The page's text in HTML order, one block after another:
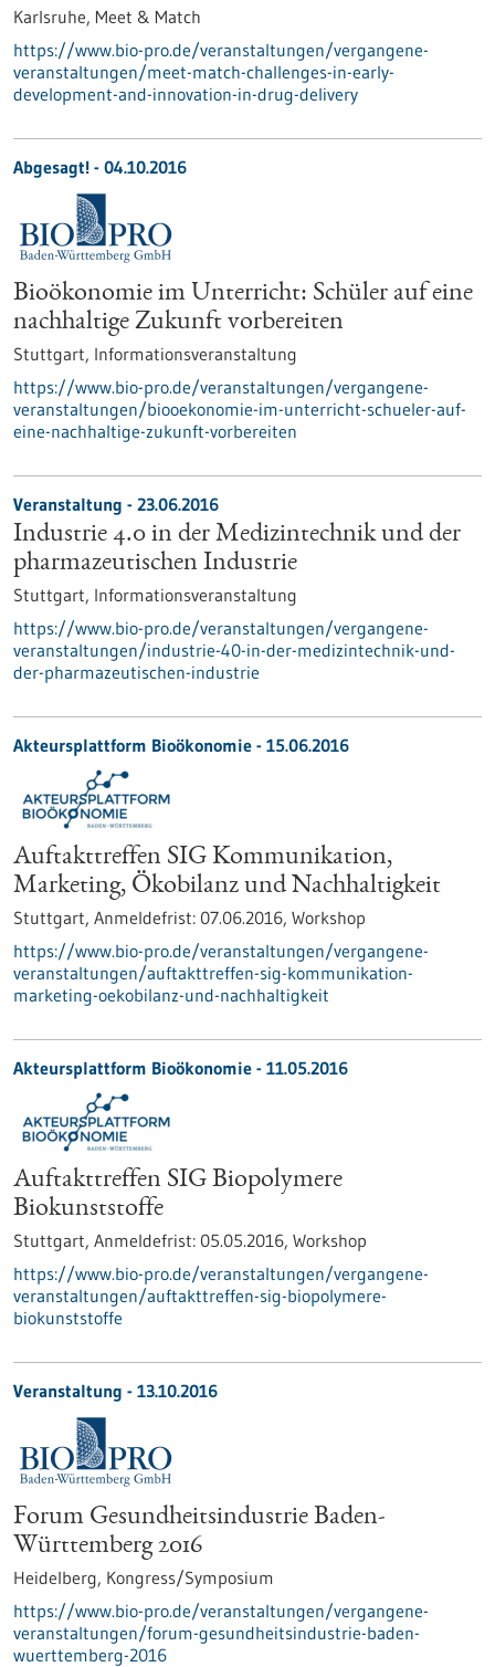
Karlsruhe, Meet & Match
https://www.bio-pro.de/veranstaltungen/vergangene-
veranstaltungen/meet-match-challenges-in-early-
development-and-innovation-in-drug-delivery
Abgesagt! - 04.10.2016
Bioökonomie im Unterricht: Schüler auf eine
nachhaltige Zukunft vorbereiten
Stuttgart, Informationsveranstaltung
https://www.bio-pro.de/veranstaltungen/vergangene-
veranstaltungen/biooekonomie-im-unterricht-schueler-auf-
eine-nachhaltige-zukunft-vorbereiten
Veranstaltung - 23.06.2016
Industrie 4.0 in der Medizintechnik und der
pharmazeutischen Industrie
Stuttgart, Informationsveranstaltung
https://www.bio-pro.de/veranstaltungen/vergangene-
veranstaltungen/industrie-40-in-der-medizintechnik-und-
der-pharmazeutischen-industrie
Akteursplattform Bioökonomie - 15.06.2016
Auftakttreffen SIG Kommunikation,
Marketing, Ökobilanz und Nachhaltigkeit
Stuttgart, Anmeldefrist: 07.06.2016, Workshop
https://www.bio-pro.de/veranstaltungen/vergangene-
veranstaltungen/auftakttreffen-sig-kommunikation-
marketing-oekobilanz-und-nachhaltigkeit
Akteursplattform Bioökonomie - 11.05.2016
Auftakttreffen SIG Biopolymere
Biokunststoffe
Stuttgart, Anmeldefrist: 05.05.2016, Workshop
https://www.bio-pro.de/veranstaltungen/vergangene-
veranstaltungen/auftakttreffen-sig-biopolymere-
biokunststoffe
Veranstaltung - 13.10.2016
Forum Gesundheitsindustrie Baden-
Württemberg 2016
Heidelberg, Kongress/Symposium
https://www.bio-pro.de/veranstaltungen/vergangene-
veranstaltungen/forum-gesundheitsindustrie-baden-
wuerttemberg-2016